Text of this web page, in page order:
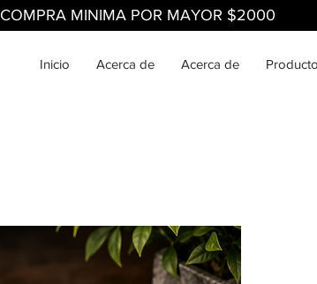
COMPRA MINIMA POR MAYOR $2000
Inicio Acerca de Acerca de